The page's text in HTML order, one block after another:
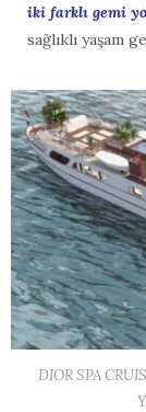
iki farklı gemi
sağlıklı yaşam
DIOR SPA